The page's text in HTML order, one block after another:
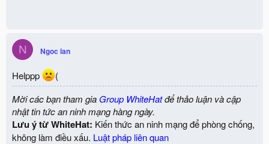
N Ngoc lan
Helppp
(
Mời các bạn tham gia Group WhiteHatđể thảo luận và cập
nhật tin tức an ninh mạng hàng ngày.
Lưu ý từ WhiteHat: Kiến thức an ninh mạng để phòng chống,
không làm điều xấu. Luật pháp liên quan